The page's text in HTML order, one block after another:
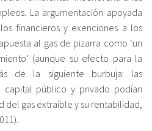
La argumentación apoyada
financieros y exenciones a los
al gas de pizarra como ‘un
(aunque su efecto para la
de la siguiente burbuja: las
capital público y privado podían
gas extraíble y su rentabilidad,